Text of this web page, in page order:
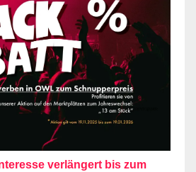
verlängert bis zum